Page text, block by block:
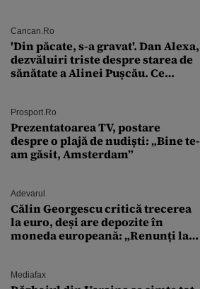
Cancan.ro
'Din păcate, s-a gravat'. Dan Alexa,
dezvăluiri triste despre starea de
sănătate a Alinei Pușcău. Ce
Prosport.ro
Prezentatoarea TV, postare
despre o plajă de nudiști: „Bine te-
am găsit, Amsterdam”
Adevarul
Călin Georgescu critică trecerea
la euro, deși are depozite în
moneda europeană: „Renunți la
Mediafax